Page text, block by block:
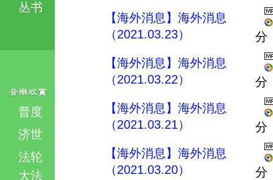
丛书
普度
济世
法轮
大法
【海外消息】海外消息
（2021.03.23）
分
【海外消息】海外消息
（2021.03.22）
分
【海外消息】海外消息
（2021.03.21）
分
【海外消息】海外消息
（2021.03.20）
分